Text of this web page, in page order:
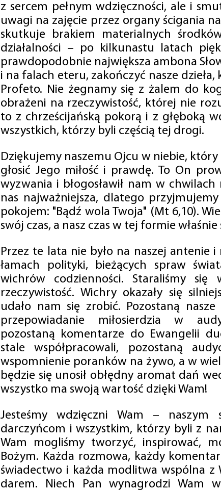
z sercem pełnym wdzięczności, ale i
uwagi na zajęcie przez organy ścigania
skutkuje brakiem materialnych
działalności – po kilkunastu latach
prawdopodobnie największa ambona
i na falach eteru, zakończyć nasze
Profeto. Nie żegnamy się z żalem do
obrażeni na rzeczywistość, której nie
to z chrześcijańską pokorą i z głęboką
wszystkich, którzy byli częścią tej drogi.
Dziękujemy naszemu Ojcu w niebie,
głosić Jego miłość i prawdę. To On
wyzwania i błogosławił nam w
nas najważniejsza, dlatego
pokojem: "Bądź wola Twoja" (Mt 6,10).
swój czas, a nasz czas w tej formie właśnie
Przez te lata nie było na naszej antenie
łamach polityki, bieżących spraw
wichrów codzienności. Staraliśmy
rzeczywistość. Wichry okazały się
udało nam się zrobić. Pozostaną nasze
przepowiadanie miłosierdzia w
pozostaną komentarze do Ewangelii
stale współpracowali, pozostaną
wspomnienie poranków na żywo, a w
będzie się unosił obłędny aromat dań
wszystko ma swoją wartość dzięki Wam!
Jesteśmy wdzięczni Wam – naszym
darczyńcom i wszystkim, którzy byli z
Wam mogliśmy tworzyć, inspirować,
Bożym. Każda rozmowa, każdy
świadectwo i każda modlitwa wspólna z
darem. Niech Pan wynagrodzi Wam